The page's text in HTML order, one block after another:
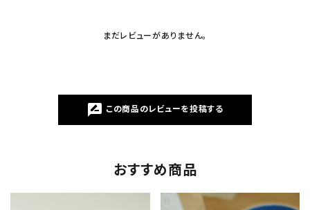
まだレビューがありません。
rate_review この商品のレビューを投稿する
おすすめ商品